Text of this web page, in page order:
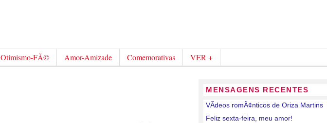
Otimismo-FÃ© Amor-Amizade Comemorativas VER +
MENSAGENS RECENTES
VÃ­deos romÃ¢nticos de Oriza Martins
Feliz sexta-feira, meu amor!